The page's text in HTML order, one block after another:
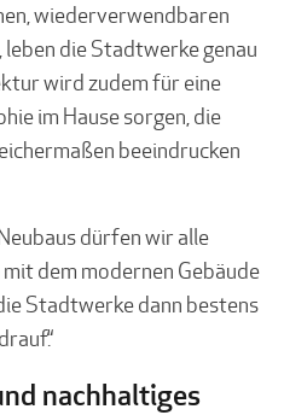
wiederverwendbaren
die Stadtwerke genau
wird zudem für eine
im Hause sorgen, die
beeindrucken
dürfen wir alle
dem modernen Gebäude
Stadtwerke dann bestens
nachhaltiges